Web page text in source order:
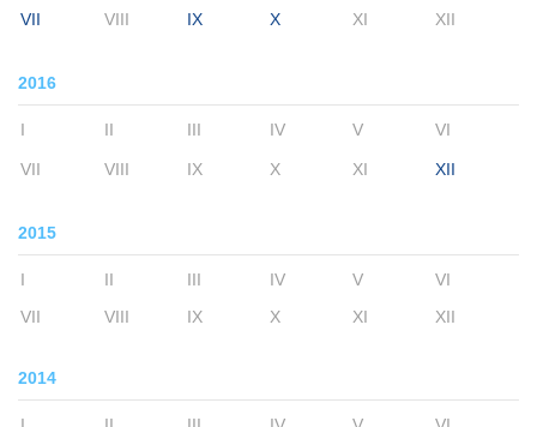
VII VIII IX X XI XII
2016
I II III IV V VI
VII VIII IX X XI XII
2015
I II III IV V
VI
VII
VIII IX X XI XII
2014